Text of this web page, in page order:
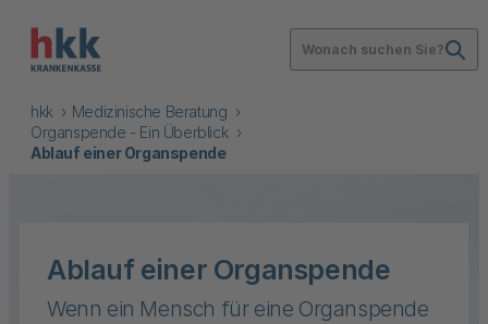
Wonach suchen Sie?
hkk
Medizinische Beratung
Organspende - Ein Überblick
Ablauf einer Organspende
Ablauf einer Organspende
Wenn ein Mensch für eine Organspende